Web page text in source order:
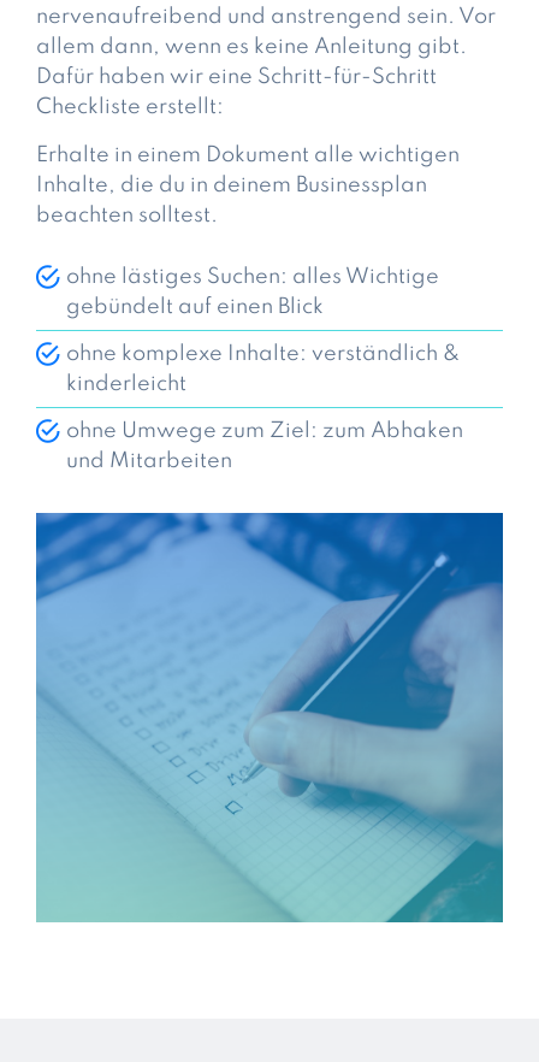
nervenaufreibend und anstrengend sein. Vor
allem dann, wenn es keine Anleitung gibt.
Dafür haben wir eine Schritt-für-Schritt
Checkliste erstellt:
Erhalte in einem Dokument alle wichtigen
Inhalte, die du in deinem Businessplan
beachten solltest.
ohne lästiges Suchen: alles Wichtige
gebündelt auf einen Blick
ohne komplexe Inhalte: verständlich &
kinderleicht
ohne Umwege zum Ziel: zum Abhaken
und Mitarbeiten